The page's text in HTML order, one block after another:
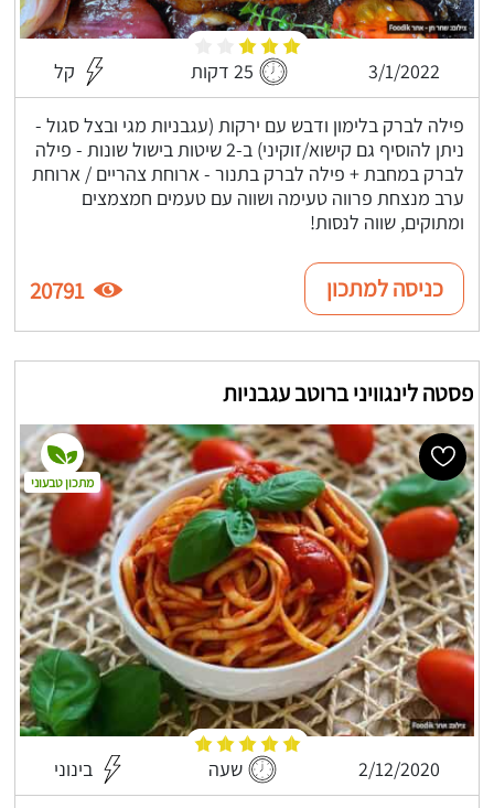
3/1/2022 25 דקות קל
פילה לברק בלימון ודבש עם ירקות (עגבניות מגי ובצל סגול -
ניתן להוסיף גם קישוא/זוקיני) ב-2 שיטות בישול שונות - פילה
לברק במחבת + פילה לברק בתנור - ארוחת צהריים / ארוחת
ערב מנצחת פרווה טעימה ושווה עם טעמים חמצמצים
ומתוקים, שווה לנסות!
כניסה למתכון 20791
פסטה לינגוויני ברוטב עגבניות
2/12/2020 שעה בינוני
מתכון טבעוני